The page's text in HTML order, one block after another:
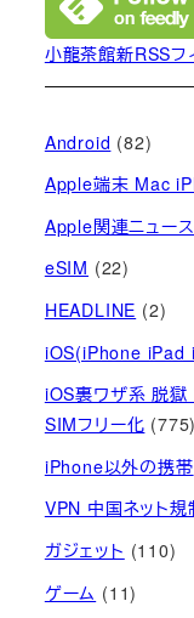
小龍茶館新RSSフ
Android (82)
Apple端末 Mac
Apple関連ニュース
eSIM (22)
HEADLINE (2)
iOS(iPhone iPad
iOS裏ワザ系 脱獄
SIMフリー化 (775)
iPhone以外の携帯
VPN 中国ネット
ガジェット (110)
ゲーム (11)